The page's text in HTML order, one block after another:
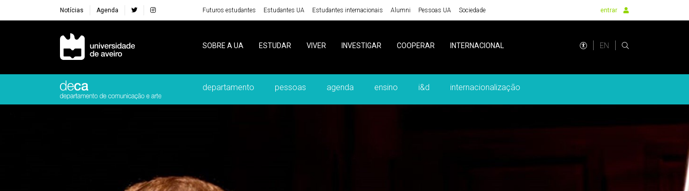
Notícias Agenda Futuros estudantes Estudantes UA Estudantes internacionais Alumni Pessoas UA Sociedade entrar
Navegação Principal
SOBRE A UA ESTUDAR VIVER INVESTIGAR COOPERAR INTERNACIONAL EN
departamento pessoas agenda ensino i&d internacionalização